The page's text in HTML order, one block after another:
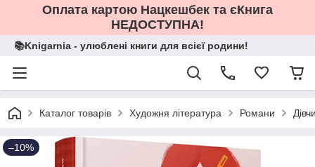
Оплата картою Нацкешбек та єКнига
НЕДОСТУПНА!
📚Knigarnia - улюблені книги для всієї родини!
Каталог товарів Художня література Романи
–10%